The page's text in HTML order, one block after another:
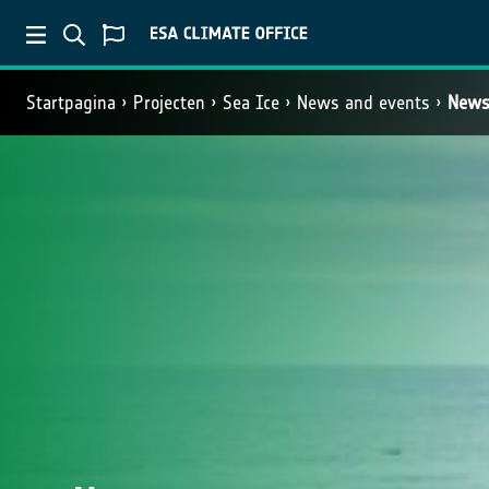
Startpagina Projecten Sea Ice News and events News